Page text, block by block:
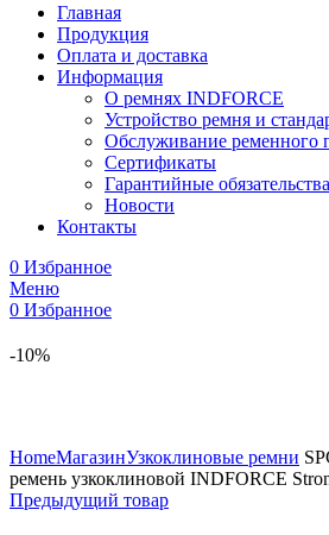
Главная
Продукция
Оплата и доставка
Информация
О ремнях INDFORCE
Устройство ремня и
Обслуживание ременного
Сертификаты
Гарантийные обязательства
Новости
Контакты
0 Избранное
Меню
0 Избранное
-10%
HomeМагазинУзкоклиновые ремни
ремень узкоклиновой INDFORCE
Предыдущий товар